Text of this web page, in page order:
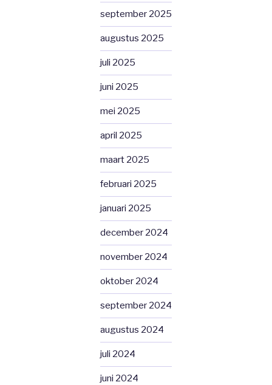
september 2025
augustus 2025
juli 2025
juni 2025
mei 2025
april 2025
maart 2025
februari 2025
januari 2025
december 2024
november 2024
oktober 2024
september 2024
augustus 2024
juli 2024
juni 2024